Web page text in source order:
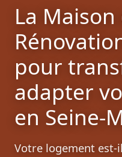
La Maison
pour
adapter
en Seine-
Votre logement